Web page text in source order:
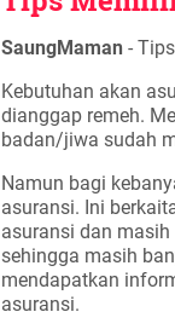
SaungMaman -
Kebutuhan akan
dianggap remeh.
badan/jiwa sudah
Namun bagi
asuransi. Ini
asuransi dan
sehingga masih
mendapatkan
asuransi.